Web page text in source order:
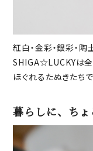
紅白・金彩・銀彩・陶
SHIGA☆LUCKYは全
ほぐれるたぬきたちで
暮らしに、ち